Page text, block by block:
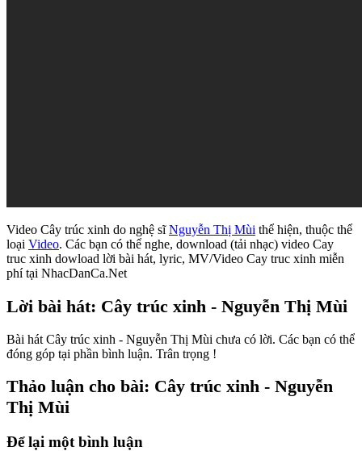
Video Cây trúc xinh do nghệ sĩNguyễn Thị Mùi thể hiện, thuộc thể
loại Video. Các bạn có thể nghe, download (tải nhạc) video Cay
truc xinh dowload lời bài hát, lyric, MV/Video Cay truc xinh miễn
phí tại NhacDanCa.Net
Lời bài hát: Cây trúc xinh - Nguyễn Thị Mùi
Bài hát Cây trúc xinh - Nguyễn Thị Mùi chưa có lời. Các bạn có thể
đóng góp tại phần bình luận. Trân trọng !
Thảo luận cho bài: Cây trúc xinh - Nguyễn
Thị Mùi
Để lại một bình luận